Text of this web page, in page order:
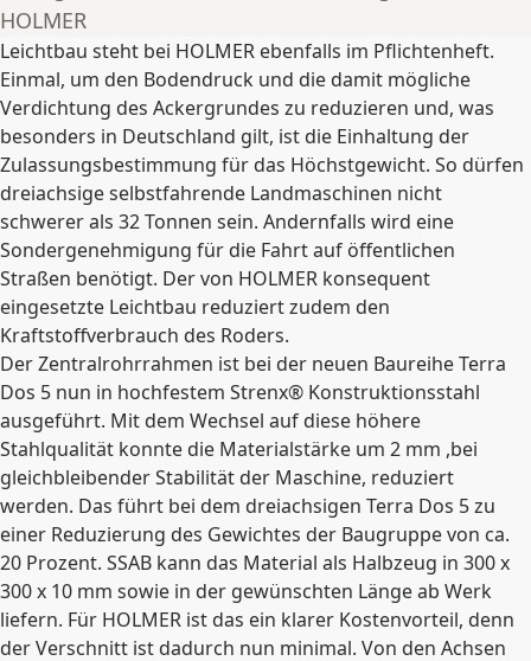
HOLMER
Leichtbau steht bei HOLMER ebenfalls im Pflichtenheft.
Einmal, um den Bodendruck und die damit mögliche
Verdichtung des Ackergrundes zu reduzieren und, was
besonders in Deutschland gilt, ist die Einhaltung der
Zulassungsbestimmung für das Höchstgewicht. So dürfen
dreiachsige selbstfahrende Landmaschinen nicht
schwerer als 32 Tonnen sein. Andernfalls wird eine
Sondergenehmigung für die Fahrt auf öffentlichen
Straßen benötigt. Der von HOLMER konsequent
eingesetzte Leichtbau reduziert zudem den
Kraftstoffverbrauch des Roders.
Der Zentralrohrrahmen ist bei der neuen Baureihe Terra
Dos 5 nun in hochfestem Strenx® Konstruktionsstahl
ausgeführt. Mit dem Wechsel auf diese höhere
Stahlqualität konnte die Materialstärke um 2 mm ,bei
gleichbleibender Stabilität der Maschine, reduziert
werden. Das führt bei dem dreiachsigen Terra Dos 5 zu
einer Reduzierung des Gewichtes der Baugruppe von ca.
20 Prozent. SSAB kann das Material als Halbzeug in 300 x
300 x 10 mm sowie in der gewünschten Länge ab Werk
liefern. Für HOLMER ist das ein klarer Kostenvorteil, denn
der Verschnitt ist dadurch nun minimal. Von den Achsen